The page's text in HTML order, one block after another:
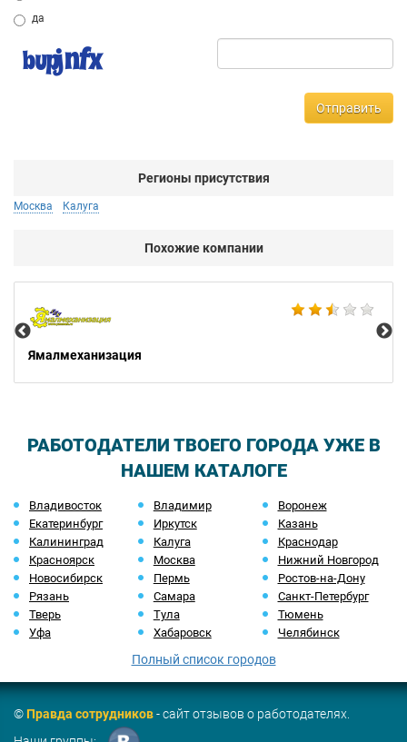
да
Отправить
Регионы присутствия
Москва Калуга
Похожие компании
Ямалмеханизация
РАБОТОДАТЕЛИ ТВОЕГО ГОРОДА УЖЕ В
НАШЕМ КАТАЛОГЕ
Владивосток Владимир
Воронеж
Екатеринбург
Иркутск
Казань
Калининград
Калуга
Краснодар
Красноярск
Москва
Нижний Новгород
Новосибирск
Пермь
Ростов-на-Дону
Рязань
Самара
Санкт-Петербург
Тверь
Тула
Тюмень
Уфа
Хабаровск Челябинск
Полный список городов
©Правда сотрудников- сайт отзывов о работодателях.